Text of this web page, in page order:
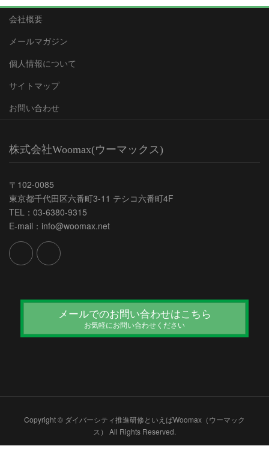
会社概要
メールマガジン
個人情報について
サイトマップ
お問い合わせ
株式会社Woomax(ウーマックス)
〒102-0085
東京都千代田区六番町3-11 テシコ六番町4F
TEL：03-6380-9315
E-mail：info@woomax.net
メールでのお問い合わせはこちら
お気軽にお問い合わせください
Copyright © ダイバーシティ推進研修といえばWoomax（ウーマック
ス） All Rights Reserved.